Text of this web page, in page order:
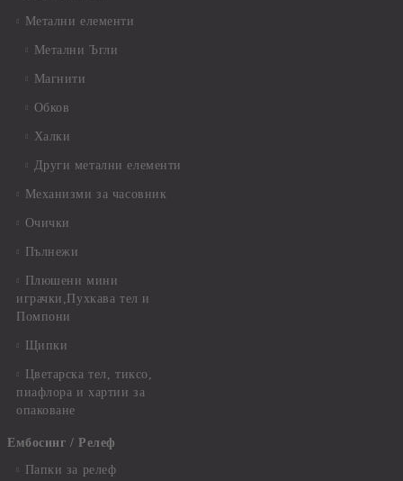
Метални елементи
Метални Ъгли
Магнити
Обков
Халки
Други метални елементи
Механизми за часовник
Очички
Пълнежи
Плюшени мини
играчки,Пухкава тел и
Помпони
Щипки
Цветарска тел, тиксо,
пиафлора и хартии за
опаковане
Ембосинг / Релеф
Папки за релеф